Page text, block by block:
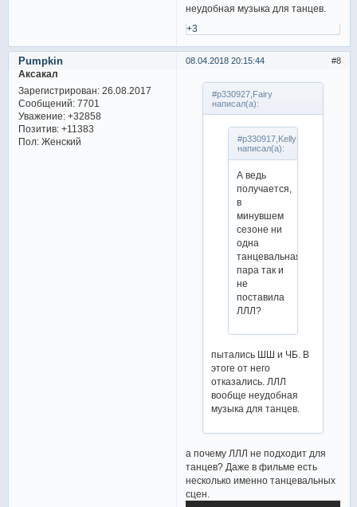
неудобная музыка для танцев.
+3
8
08.04.2018 20:15:44
Pumpkin
Аксакал
Зарегистрирован: 26.08.2017
Сообщений:7701
Уважение: +32858
Позитив: +11383
Пол:Женский
#p330927,Fairy
написал(а):
#p330917,Kelly
написал(а):
А ведь
получается,
в
минувшем
сезоне ни
одна
танцевальная
пара так и
не
поставила
ЛЛЛ?
пытались ШШ и ЧБ. В
этоге от него
отказались. ЛЛЛ
вообще неудобная
музыка для танцев.
а почему ЛЛЛ не подходит для
танцев? Даже в фильме есть
несколько именно танцевальных
сцен.